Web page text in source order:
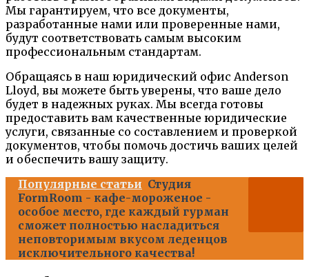
Мы гарантируем, что все документы,
разработанные нами или проверенные нами,
будут соответствовать самым высоким
профессиональным стандартам.
Обращаясь в наш юридический офис Anderson
Lloyd, вы можете быть уверены, что ваше дело
будет в надежных руках. Мы всегда готовы
предоставить вам качественные юридические
услуги, связанные со составлением и проверкой
документов, чтобы помочь достичь ваших целей
и обеспечить вашу защиту.
Популярные статьи Студия
FormRoom - кафе-мороженое -
особое место, где каждый гурман
сможет полностью насладиться
неповторимым вкусом леденцов
исключительного качества!